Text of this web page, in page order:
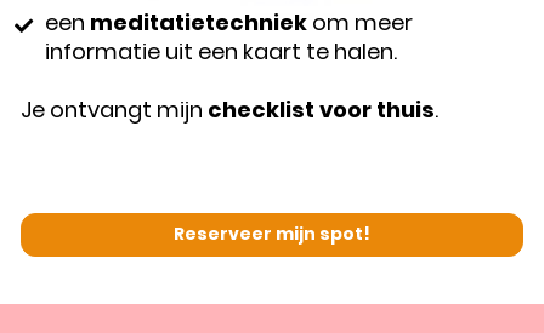
een meditatietechniek om meer
informatie uit een kaart te halen.
Je ontvangt mijn checklist voor thuis.
Reserveer mijn spot!